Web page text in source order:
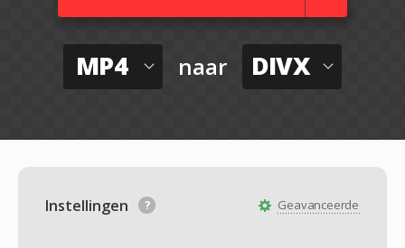
MP4 naar DIVX
Geavanceerde
Instellingen